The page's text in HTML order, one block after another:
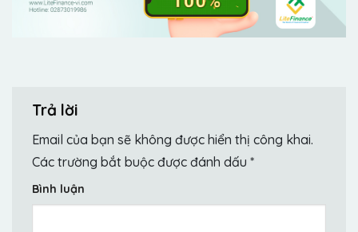
Trả lời
Email của bạn sẽ không được hiển thị công khai.
Các trường bắt buộc được đánh dấu *
Bình luận